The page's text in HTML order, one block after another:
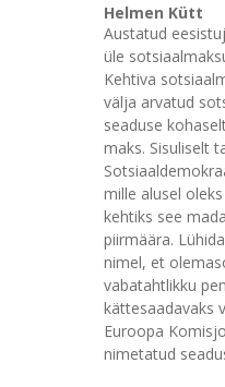
Helmen Kütt
Austatud
üle
Kehtiva
välja arvatud
seaduse
maks. Sisuliselt
mille alusel
kehtiks see
piirmäära.
nimel, et
vabatahtlikku
kättesaadavaks
Euroopa
nimetatud